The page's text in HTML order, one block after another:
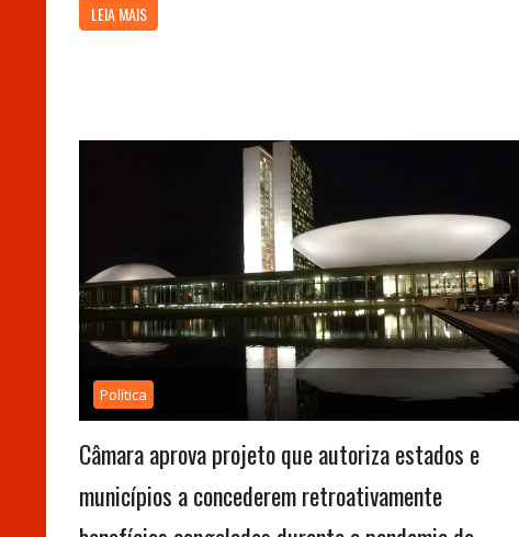
LEIA MAIS
Política
Câmara aprova projeto que autoriza estados e
municípios a concederem retroativamente